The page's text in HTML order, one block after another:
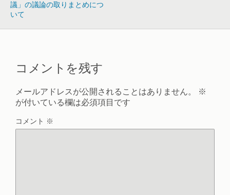
議」の議論の取りまとめにつ
いて
コメントを残す
メールアドレスが公開されることはありません。
※
が付いている欄は必須項目です
コメント ※